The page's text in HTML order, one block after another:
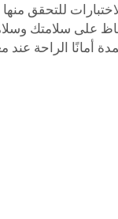
للتحقق
على سلامتك
أمانًا الراحة عند